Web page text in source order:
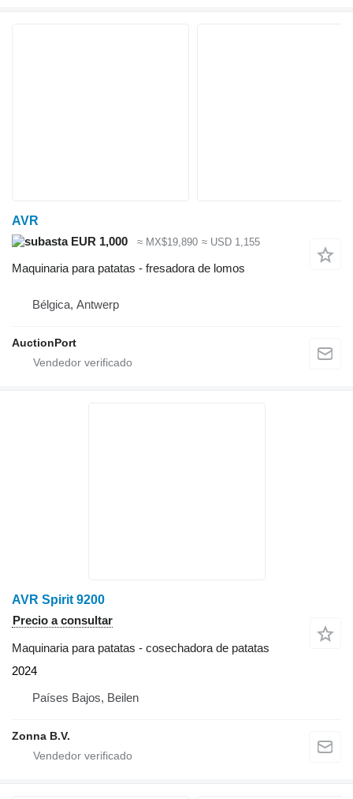
AVR
EUR 1,000
≈ MX$19,890 ≈ USD 1,155
Maquinaria para patatas - fresadora de lomos
Bélgica, Antwerp
AuctionPort
AVR Spirit 9200
Precio a consultar
Maquinaria para patatas - cosechadora de patatas
2024
Países Bajos, Beilen
Zonna B.V.